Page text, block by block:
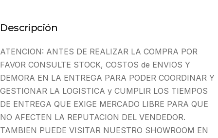
Descripción
ATENCION: ANTES DE REALIZAR LA COMPRA POR
FAVOR CONSULTE STOCK, COSTOS de ENVIOS Y
DEMORA EN LA ENTREGA PARA PODER COORDINAR Y
GESTIONAR LA LOGISTICA y CUMPLIR LOS TIEMPOS
DE ENTREGA QUE EXIGE MERCADO LIBRE PARA QUE
NO AFECTEN LA REPUTACION DEL VENDEDOR.
TAMBIEN PUEDE VISITAR NUESTRO SHOWROOM EN